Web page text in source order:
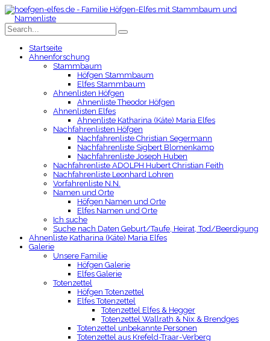
Startseite
Ahnenforschung
Stammbaum
Höfgen Stammbaum
Elfes Stammbaum
Ahnenlisten Höfgen
Ahnenliste Theodor Höfgen
Ahnenlisten Elfes
Ahnenliste Katharina (Käte) Maria Elfes
Nachfahrenlisten Höfgen
Nachfahrenliste Christian Segermann
Nachfahrenliste Sigbert Blomenkamp
Nachfahrenliste Joseph Huben
Nachfahrenliste ADOLPH Hubert Christian Feith
Nachfahrenliste Leonhard Lohren
Vorfahrenliste N.N.
Namen und Orte
Höfgen Namen und Orte
Elfes Namen und Orte
Ich suche
Suche nach Daten Geburt/Taufe, Heirat, Tod/Beerdigung
Ahnenliste Katharina (Käte) Maria Elfes
Galerie
Unsere Familie
Höfgen Galerie
Elfes Galerie
Totenzettel
Höfgen Totenzettel
Elfes Totenzettel
Totenzettel Elfes & Hegger
Totenzettel Wallrath & Nix & Brendges
Totenzettel unbekannte Personen
Totenzettel aus Krefeld-Traar-Verberg